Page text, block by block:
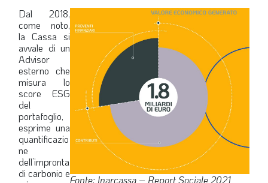
Fonte: Inarcassa – Report Sociale 2021
Dal 2018,
come noto,
la Cassa si
avvale di un
Advisor
esterno che
misura lo
score ESG
del
portafoglio,
esprime una
quantificazio
ne
dell’impronta
di carbonio e